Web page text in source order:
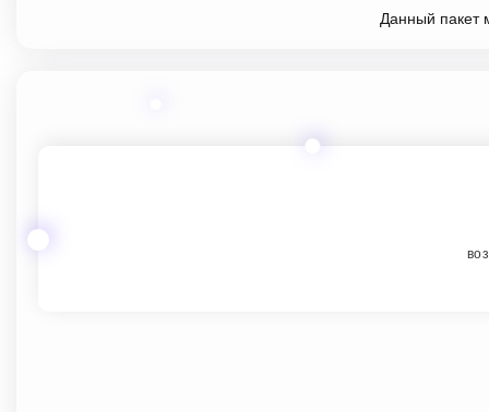
Данный пакет